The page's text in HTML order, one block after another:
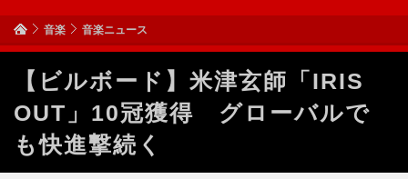
音楽 音楽ニュース
【ビルボード】米津玄師「IRIS
OUT」10冠獲得 グローバルで
も快進撃続く